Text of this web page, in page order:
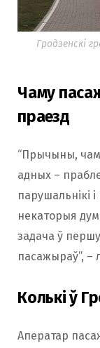
Гродзенскі
Чаму
праезд
“Прычыны,
адных –
парушальнікі
некаторыя
задача ў
пасажыраў”, –
Колькі ў
Аператар